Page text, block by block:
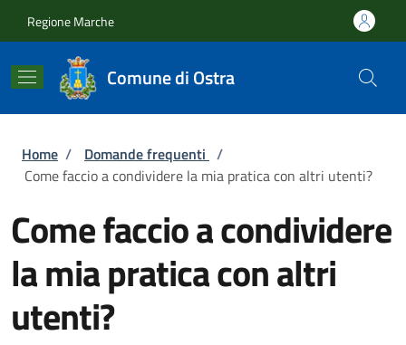
Regione Marche
Comune di Ostra
Briciole di pane
Home / Domande frequenti /
Come faccio a condividere la mia pratica con altri utenti?
Come faccio a condividere
la mia pratica con altri
utenti?